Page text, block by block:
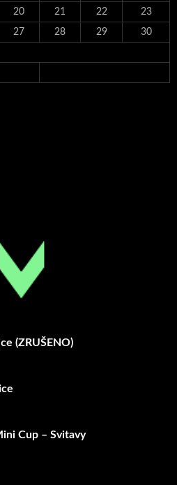
20 21 22 23
27 28 29 30
(ZRUŠENO)
Cup – Svitavy